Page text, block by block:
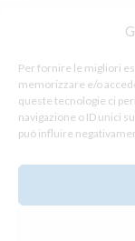
Per fornire le migliori
memorizzare e/o
queste tecnologie ci
navigazione o ID unici
può influire
You must be